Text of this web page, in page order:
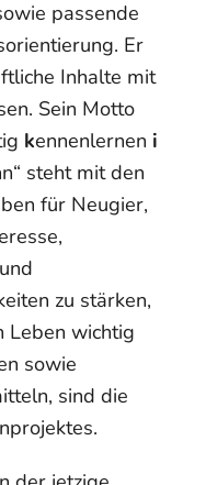
passende
Er
Inhalte mit
Sein Motto
kennenlernen i
steht mit den
für Neugier,
zu stärken,
Leben wichtig
sowie
sind die